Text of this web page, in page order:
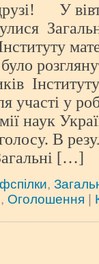
У
Інституту
участі у
наук
В
[…]
,
, Оголошення